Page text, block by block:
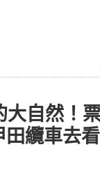
大自然！
田纜車去看